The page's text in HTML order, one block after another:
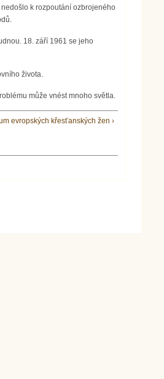
k rozpoutání ozbrojeného
18. září 1961 se jeho
života.
může vnést mnoho světla.
evropských křesťanských žen ›